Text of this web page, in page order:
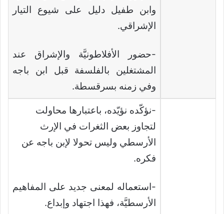
وابن طفيل دليل على شيوع التيار
الإشراقي.
-حضور الأفلاطونيَّة والإشراق عند
المشتغلين بالفلسفة قبل ابن باجه
وفي زمنه بسرقسطة.
-نؤكّده نؤيّده، باعتبارها محاولت
لتجاوز بعض الثغرات في الإرث
الأرسطي وليس تحولا لإبن باجه عن
فكره.
-استعماله لمعنى جديد على المفاهيم
الأرسطيَّة، فهذا اجتهاد وإبداع.